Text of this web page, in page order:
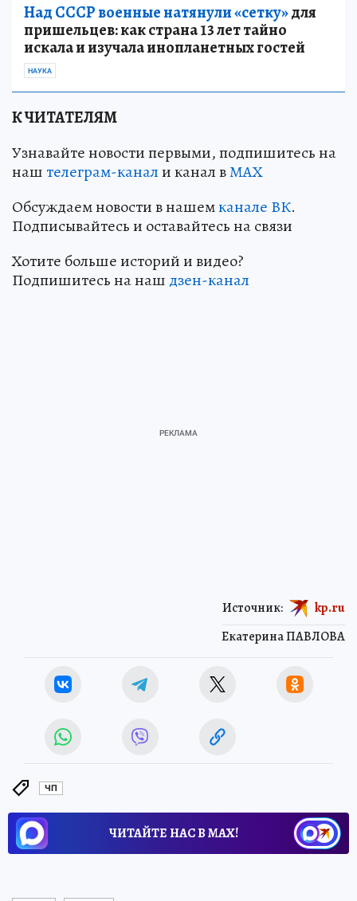
Над СССР военные натянули «сетку»для
пришельцев: как страна 13 лет тайно
искала и изучала инопланетных гостей
НАУКА
К ЧИТАТЕЛЯМ
Узнавайте новости первыми, подпишитесь на
наштелеграм-канали канал вМАХ
Обсуждаем новости в нашемканале ВК.
Подписывайтесь и оставайтесь на связи
Хотите больше историй и видео?
Подпишитесь на наш дзен-канал
Екатерина ПАВЛОВА
Источник: kp.ru
ЧП
ЧИТАЙТЕ НАС В МАХ!